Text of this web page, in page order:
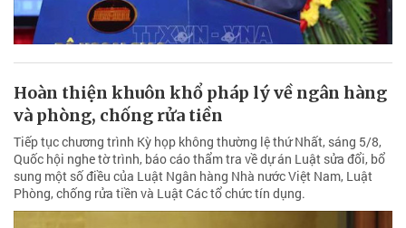
Hoàn thiện khuôn khổ pháp lý về ngân hàng
và phòng, chống rửa tiền
Tiếp tục chương trình Kỳ họp không thường lệ thứ Nhất, sáng 5/8,
Quốc hội nghe tờ trình, báo cáo thẩm tra về dự án Luật sửa đổi, bổ
sung một số điều của Luật Ngân hàng Nhà nước Việt Nam, Luật
Phòng, chống rửa tiền và Luật Các tổ chức tín dụng.